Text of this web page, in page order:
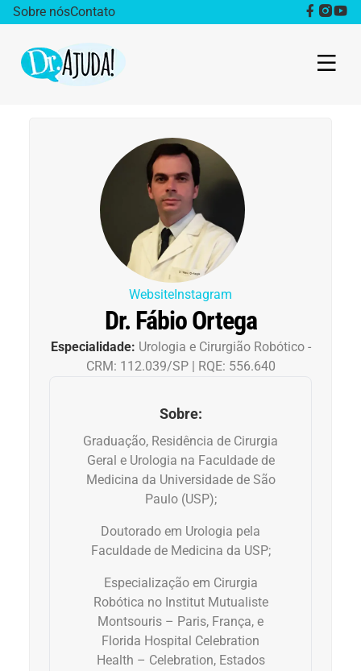
Sobre nósContato
Saúde da mulher
Aparelho Digestivo
Beleza e Cosmética
WebsiteInstagram
Dr. Fábio Ortega
Especialidade: Urologia e Cirurgião Robótico -
CRM: 112.039/SP | RQE: 556.640
Sobre:
Graduação, Residência de Cirurgia
Geral e Urologia na Faculdade de
Medicina da Universidade de São
Paulo (USP);
Doutorado em Urologia pela
Faculdade de Medicina da USP;
Especialização em Cirurgia
Robótica no Institut Mutualiste
Montsouris – Paris, França, e
Florida Hospital Celebration
Health – Celebration, Estados